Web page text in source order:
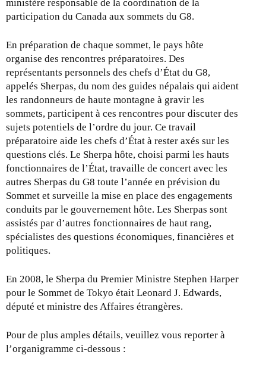
ministère responsable de la coordination de la
participation du Canada aux sommets du G8.
En préparation de chaque sommet, le pays hôte
organise des rencontres préparatoires. Des
représentants personnels des chefs d’État du G8,
appelés Sherpas, du nom des guides népalais qui aident
les randonneurs de haute montagne à gravir les
sommets, participent à ces rencontres pour discuter des
sujets potentiels de l’ordre du jour. Ce travail
préparatoire aide les chefs d’État à rester axés sur les
questions clés. Le Sherpa hôte, choisi parmi les hauts
fonctionnaires de l’État, travaille de concert avec les
autres Sherpas du G8 toute l’année en prévision du
Sommet et surveille la mise en place des engagements
conduits par le gouvernement hôte. Les Sherpas sont
assistés par d’autres fonctionnaires de haut rang,
spécialistes des questions économiques, financières et
politiques.
En 2008, le Sherpa du Premier Ministre Stephen Harper
pour le Sommet de Tokyo était Leonard J. Edwards,
député et ministre des Affaires étrangères.
Pour de plus amples détails, veuillez vous reporter à
l’organigramme ci-dessous :